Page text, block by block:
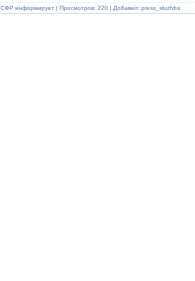
СФР информирует| Просмотров: 220 | Добавил: press_sluzhba